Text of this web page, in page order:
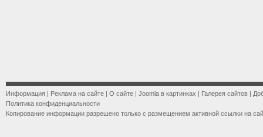
Информация | Реклама на сайте | О сайте | Joomla в картинках | Галерея сайтов |
Политика конфиденциальности
Копирование информации разрешено только с размещением активной ссылки на